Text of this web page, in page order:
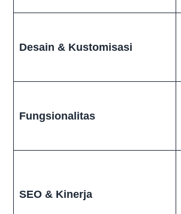
Desain & Kustomisasi
Fungsionalitas
SEO & Kinerja